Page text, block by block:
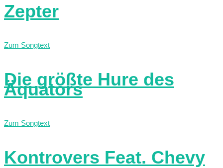
Zepter
Zum Songtext
Die größte Hure des
Äquators
Zum Songtext
Kontrovers Feat. Chevy